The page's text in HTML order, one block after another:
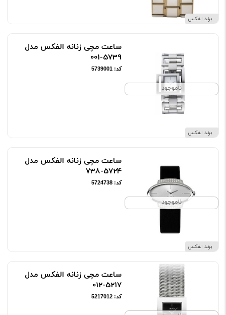
برند الفکس
ناموجود
برند الفکس
ساعت مچی زنانه الفکس مدل
5739-001
کد: 5739001
ناموجود
برند الفکس
ساعت مچی زنانه الفکس مدل
5724-738
کد: 5724738
ساعت مچی زنانه الفکس مدل
5217-012
کد: 5217012